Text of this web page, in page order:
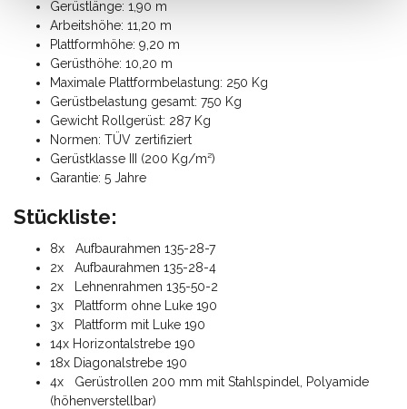
Gerüstlänge: 1,90 m
Arbeitshöhe: 11,20 m
Plattformhöhe: 9,20 m
Gerüsthöhe: 10,20 m
Maximale Plattformbelastung: 250 Kg
Gerüstbelastung gesamt: 750 Kg
Gewicht Rollgerüst: 287 Kg
Normen: TÜV zertifiziert
Gerüstklasse III (200 Kg/m²)
Garantie: 5 Jahre
Stückliste:
8x Aufbaurahmen 135-28-7
2x Aufbaurahmen 135-28-4
2x Lehnenrahmen 135-50-2
3x Plattform ohne Luke 190
3x Plattform mit Luke 190
14x Horizontalstrebe 190
18x Diagonalstrebe 190
4x Gerüstrollen 200 mm mit Stahlspindel, Polyamide
(höhenverstellbar)